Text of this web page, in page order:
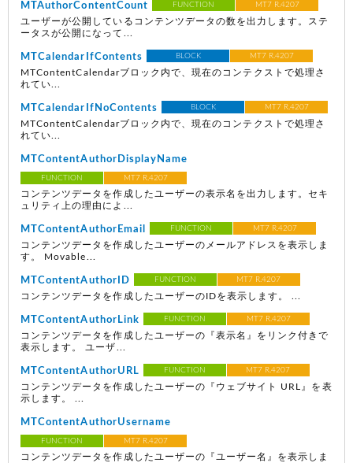
MTAuthorContentCount FUNCTION MT7 R.4207
ユーザーが公開しているコンテンツデータの数を出力します。ステ
ータスが公開になって...
MTCalendarIfContents BLOCK MT7 R.4207
MTContentCalendarブロック内で、現在のコンテクストで処理さ
れてい...
MTCalendarIfNoContents BLOCK MT7 R.4207
MTContentCalendarブロック内で、現在のコンテクストで処理さ
れてい...
MTContentAuthorDisplayName
FUNCTION MT7 R.4207
コンテンツデータを作成したユーザーの表示名を出力します。セキ
ュリティ上の理由によ...
MTContentAuthorEmail FUNCTION MT7 R.4207
コンテンツデータを作成したユーザーのメールアドレスを表示しま
す。 Movable...
MTContentAuthorID FUNCTION MT7 R.4207
コンテンツデータを作成したユーザーのIDを表示します。 ...
MTContentAuthorLink FUNCTION MT7 R.4207
コンテンツデータを作成したユーザーの『表示名』をリンク付きで
表示します。 ユーザ...
MTContentAuthorURL FUNCTION MT7 R.4207
コンテンツデータを作成したユーザーの『ウェブサイト URL』を表
示します。 ...
MTContentAuthorUsername
FUNCTION MT7 R.4207
コンテンツデータを作成したユーザーの『ユーザー名』を表示しま